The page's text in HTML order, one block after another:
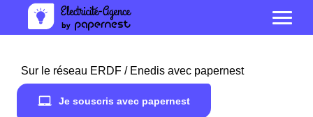
Sur le réseau ERDF / Enedis avec papernest
Je souscris avec papernest